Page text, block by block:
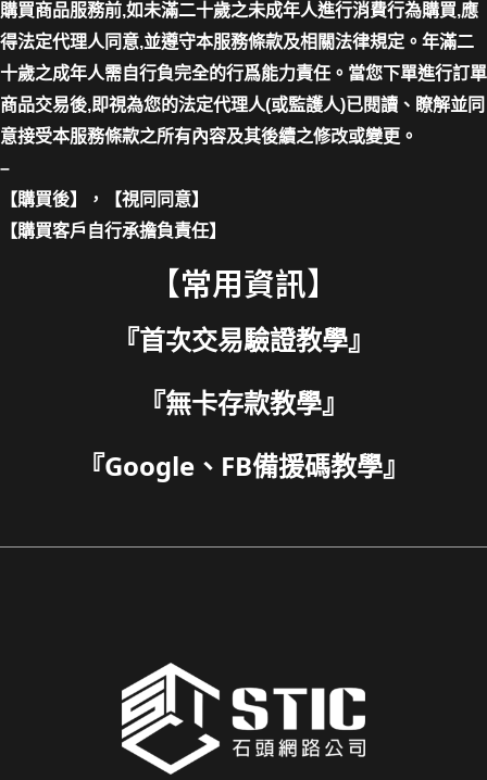
購買商品服務前,如未滿二十歲之未成年人進行消費行為購買,應
得法定代理人同意,並遵守本服務條款及相關法律規定。年滿二
十歲之成年人需自行負完全的行爲能力責任。當您下單進行訂單
商品交易後,即視為您的法定代理人(或監護人)已閱讀、瞭解並同
意接受本服務條款之所有內容及其後續之修改或變更。
–
【購買後】，【視同同意】
【購買客戶自行承擔負責任】
【常用資訊】
『首次交易驗證教學』
『無卡存款教學』
『Google、FB備援碼教學』